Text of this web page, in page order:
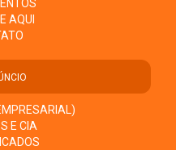
AQUI
E CIA